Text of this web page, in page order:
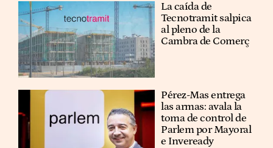
La caída de
Tecnotramit salpica
al pleno de la
Cambra de Comerç
Pérez-Mas entrega
las armas: avala la
toma de control de
Parlem por Mayoral
e Inveready